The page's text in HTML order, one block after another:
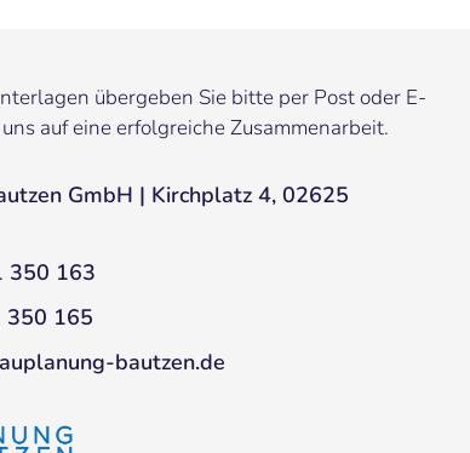
übergeben Sie bitte per Post oder E-
auf eine erfolgreiche Zusammenarbeit.
GmbH | Kirchplatz 4, 02625
350 163
350 165
bautzen.de